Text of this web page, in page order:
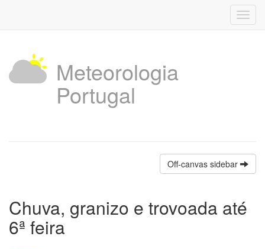
Meteorologia
Portugal
Off-canvas sidebar
Chuva, granizo e trovoada até
6ª feira